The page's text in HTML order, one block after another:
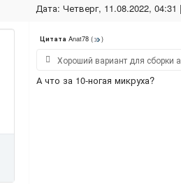
Дата: Четверг, 11.08.2022,
Цитата Anat78 ( )
Хороший вариант для сборки
А что за 10-ногая микруха?